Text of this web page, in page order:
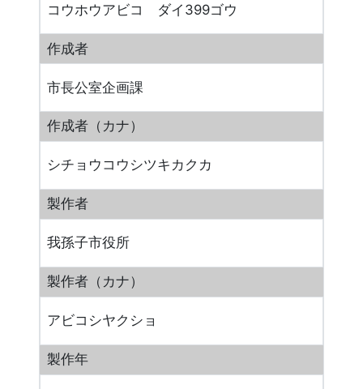
コウホウアビコ ダイ399ゴウ
作成者
市長公室企画課
作成者（カナ）
シチョウコウシツキカクカ
製作者
我孫子市役所
製作者（カナ）
アビコシヤクショ
製作年